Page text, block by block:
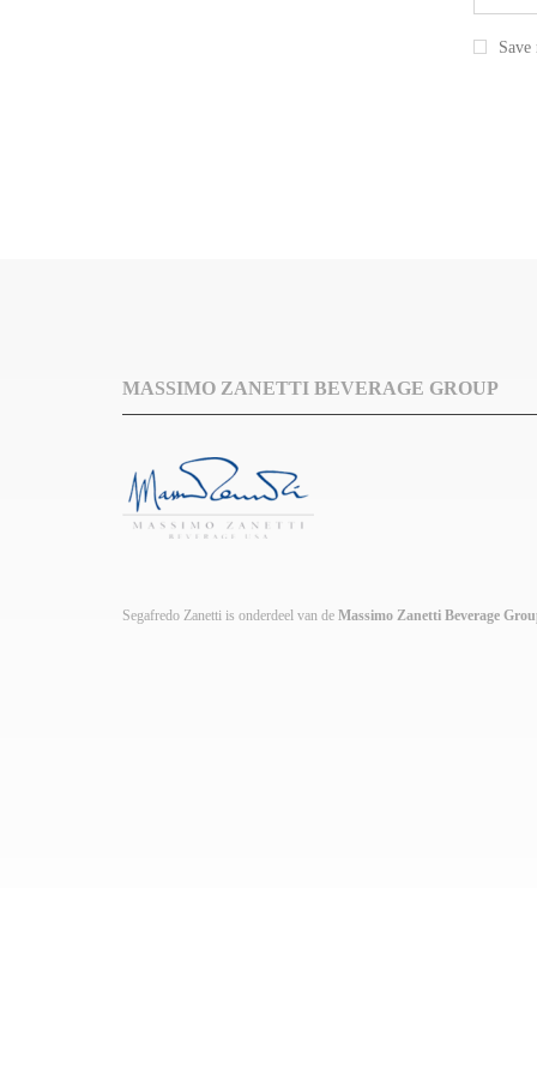
MASSIMO ZANETTI BEVERAGE GROUP
Segafredo Zanetti is onderdeel van de Massimo Zanetti Beverage